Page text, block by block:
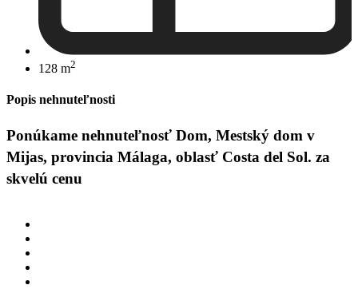
128 m2
Popis nehnuteľnosti
Ponúkame nehnuteľnosť Dom, Mestský dom v
Mijas, provincia Málaga, oblasť Costa del Sol. za
skvelú cenu